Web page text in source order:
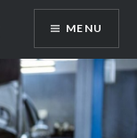
MENU